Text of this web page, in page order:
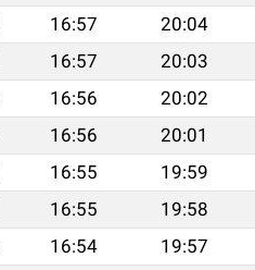
16:57 20:04
16:57 20:03
16:56 20:02
16:56 20:01
16:55 19:59
16:55 19:58
16:54 19:57